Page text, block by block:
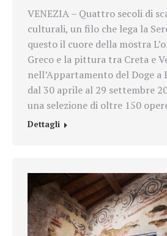
VENEZIA – Quattro secoli di
culturali, un filo che lega la
questo il cuore della mostra
Greco e la pittura tra Creta e
nell’Appartamento del Doge a
dal 30 aprile al 29 settembre
una selezione di oltre 150
Dettagli